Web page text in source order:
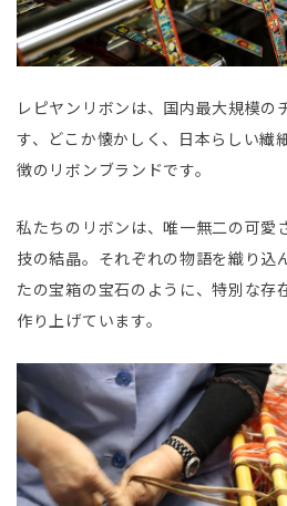
レピヤンリボンは、国内最大規模の
す、どこか懐かしく、日本らしい繊
徴のリボンブランドです。
私たちのリボンは、唯一無二の可愛
技の結晶。それぞれの物語を織り込
たの宝箱の宝石のように、特別な存
作り上げています。